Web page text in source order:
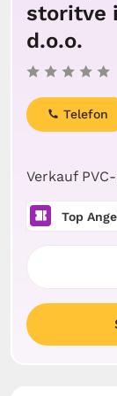
storitve
d.o.o.
Verkauf
Telefon
Top